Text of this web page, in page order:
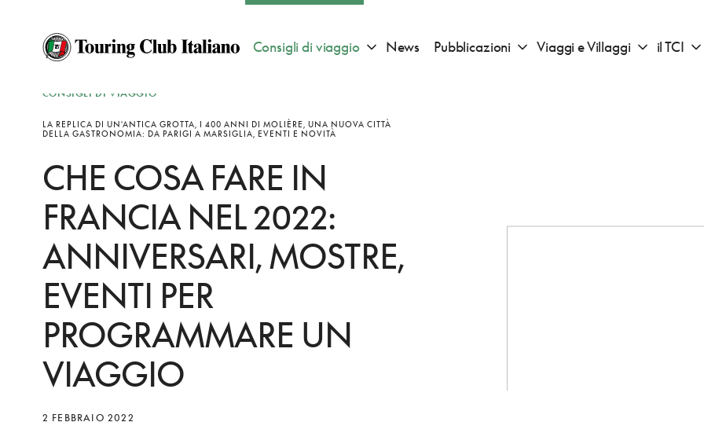
Consigli di viaggio Apri sotto menu "Consigli di viaggio"
News Pubblicazioni Apri sotto menu "Pubblicazioni"
Viaggi e Villaggi Apri sotto
il TCI
CONSIGLI DI VIAGGIO
LA REPLICA DI UN'ANTICA GROTTA, I 400 ANNI DI MOLIÈRE, UNA NUOVA CITTÀ
DELLA GASTRONOMIA: DA PARIGI A MARSIGLIA, EVENTI E NOVITÀ
CHE COSA FARE IN
FRANCIA NEL 2022:
ANNIVERSARI, MOSTRE,
EVENTI PER
PROGRAMMARE UN
VIAGGIO
2 FEBBRAIO 2022